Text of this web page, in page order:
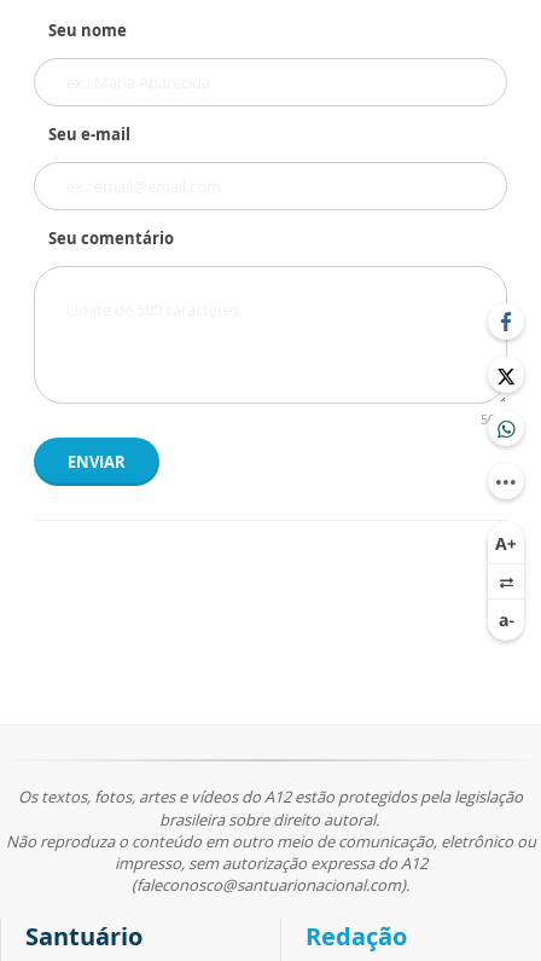
Seu nome
Seu e-mail
Seu comentário
500
ENVIAR
Os textos, fotos, artes e vídeos do A12 estão protegidos pela legislação
brasileira sobre direito autoral.
Não reproduza o conteúdo em outro meio de comunicação, eletrônico ou
impresso, sem autorização expressa do A12
(faleconosco@santuarionacional.com).
Santuário Redação